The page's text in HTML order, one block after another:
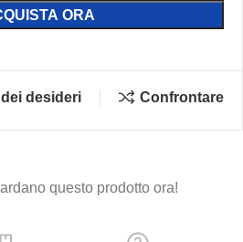
ORA
desideri Confrontare
questo prodotto ora!